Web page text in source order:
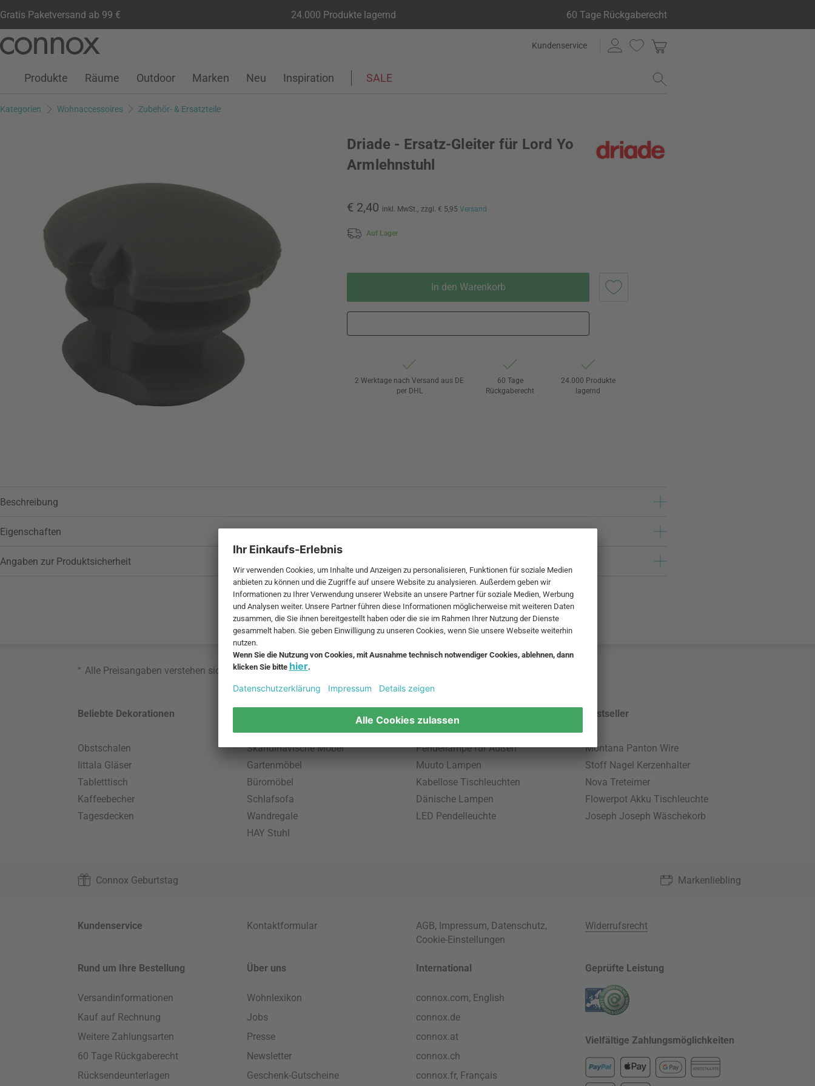
Gratis Paketversand ab 99 € 24.000 Produkte lagernd 60 Tage Rückgaberecht
Seiteninhalt
Suchfeld
Kundenservice
Kundenkonto
Wunschliste
Warenkorb
Produkte Räume Outdoor Marken Neu Inspiration SALE
Kategorien Wohnaccessoires Zubehör- & Ersatzteile
Driade - Ersatz-Gleiter für Lord Yo
Armlehnstuhl
€ 2,40 inkl. MwSt., zzgl. € 5,95 Versand
Auf Lager
In den Warenkorb
Wunschliste hinzufügen
2 Werktage nach Versand aus DE
per DHL
60 Tage
Rückgaberecht
24.000 Produkte
lagernd
Beschreibung
Eigenschaften
Angaben zur Produktsicherheit
* Alle Preisangaben verstehen sich inklusive MwSt. und zzgl.
Beliebte Dekorationen
Obstschalen
Iittala Gläser
Tabletttisch
Kaffeebecher
Tagesdecken
Skandinavische Möbel
Gartenmöbel
Büromöbel
Schlafsofa
Wandregale
HAY Stuhl
Beliebte Leuchten
Pendellampe für Außen
Muuto Lampen
Kabellose Tischleuchten
Dänische Lampen
LED Pendelleuchte
Bestseller
Montana Panton Wire
Stoff Nagel Kerzenhalter
Nova Treteimer
Flowerpot Akku Tischleuchte
Joseph Joseph Wäschekorb
Connox Geburtstag Markenliebling
Kundenservice Kontaktformular AGB, Impressum, Datenschutz,
Cookie-Einstellungen
Widerrufsrecht
Rund um Ihre Bestellung
Versandinformationen
Kauf auf Rechnung
Weitere Zahlungsarten
60 Tage Rückgaberecht
Rücksendeunterlagen
Über uns
Wohnlexikon
Jobs
Presse
Newsletter
Geschenk-Gutscheine
International
connox.com, English
connox.de
connox.at
connox.ch
connox.fr, Français
Geprüfte Leistung
Vielfältige Zahlungsmöglichkeiten
KREDITKARTE